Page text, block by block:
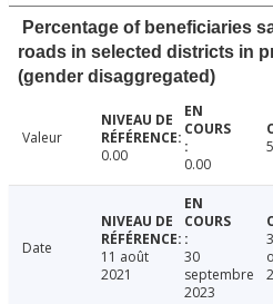
Percentage of beneficiaries
roads in selected districts in
(gender disaggregated)
Valeur
0.00
0.00
Date
11 août
2021
30
septembre
2023